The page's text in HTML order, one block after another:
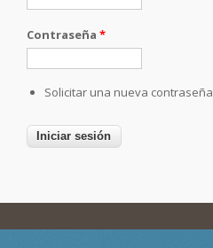
Contraseña *
Solicitar una nueva contraseña